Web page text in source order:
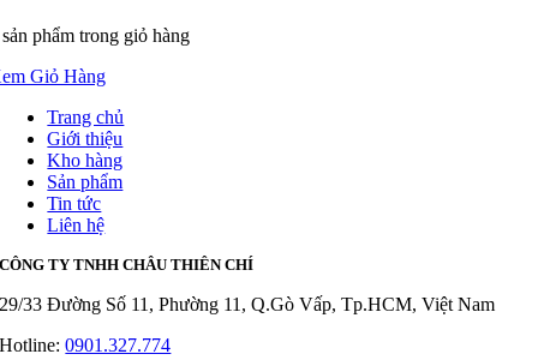
phẩm trong giỏ hàng
Giỏ Hàng
Trang chủ
Giới thiệu
Kho hàng
Sản phẩm
Tin tức
Liên hệ
CÔNG TY TNHH CHÂU THIÊN CHÍ
29/33 Đường Số 11, Phường 11, Q.Gò Vấp, Tp.HCM, Việt Nam
Hotline:0901.327.774